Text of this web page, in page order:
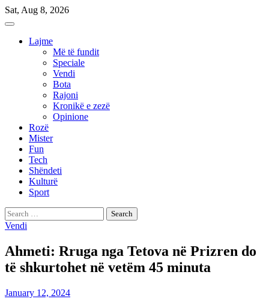
Skip
to
Sat, Aug 8, 2026
Lajme
Më të fundit
Speciale
Vendi
Bota
Rajoni
Kronikë e zezë
Opinione
Rozë
Mister
Fun
Tech
Shëndeti
Kulturë
Sport
Search
for:
Vendi
Ahmeti: Rruga nga Tetova në Prizren do
të shkurtohet në vetëm 45 minuta
January 12, 2024